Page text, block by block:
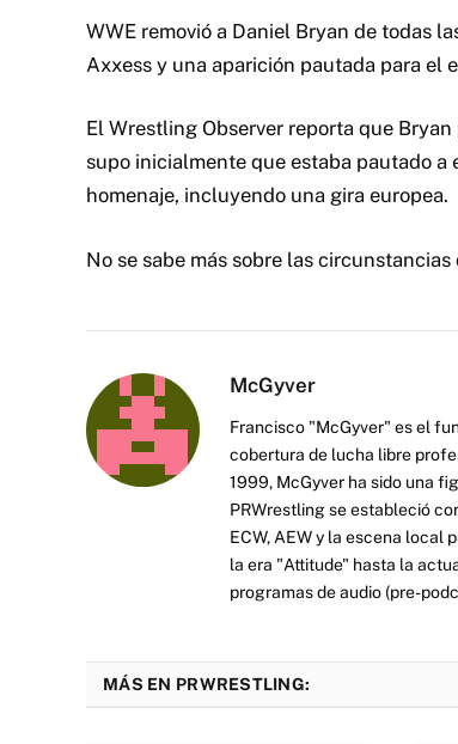
WWE removió a Daniel Bryan de todas
Axxess y una aparición pautada para el
El Wrestling Observer reporta que
supo inicialmente que estaba pautado a
homenaje, incluyendo una gira europea.
No se sabe más sobre las
McGyver
Francisco "McGyver" es el
cobertura de lucha libre
1999, McGyver ha sido una
PRWrestling se estableció
ECW, AEW y la escena local
la era "Attitude" hasta la
programas de audio (pre-
MÁS EN PRWRESTLING: